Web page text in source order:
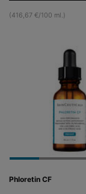
(416,67 €/100 ml.)
Phloretin CF